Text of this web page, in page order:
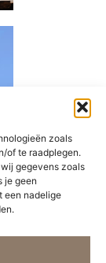
zoals
of te raadplegen.
gegevens zoals
je geen
een nadelige